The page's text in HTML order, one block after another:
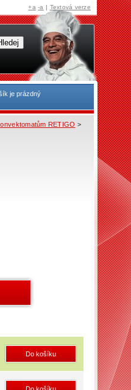
je prázdný
RETIGO >
+a -a | Textová verze